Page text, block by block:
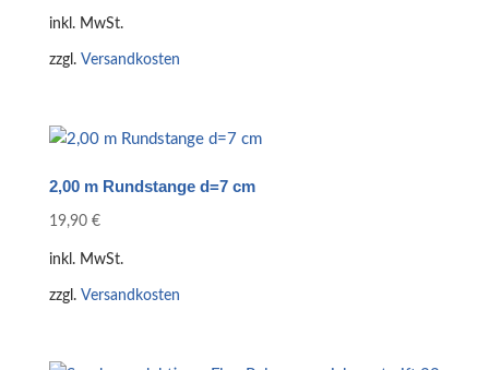
inkl. MwSt.
zzgl. Versandkosten
2,00 m Rundstange d=7 cm
19,90 €
inkl. MwSt.
zzgl. Versandkosten